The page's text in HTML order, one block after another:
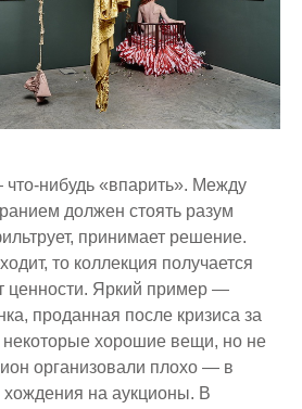
нибудь «впарить». Между
должен стоять разум
принимает решение.
то коллекция получается
ценности. Яркий пример —
проданная после кризиса за
хорошие вещи, но не
организовали плохо — в
хождения на аукционы. В